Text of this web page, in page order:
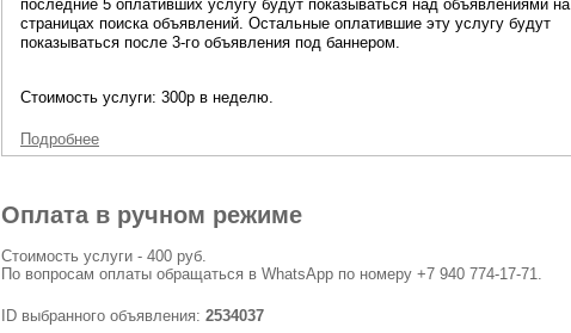
последние 5 оплативших услугу будут показываться над объявлениями на
страницах поиска объявлений. Остальные оплатившие эту услугу будут
показываться после 3-го объявления под баннером.
Стоимость услуги: 300р в неделю.
Подробнее
Оплата в ручном режиме
Стоимость услуги - 400 руб.
По вопросам оплаты обращаться в WhatsApp по номеру +7 940 774-17-71.
ID выбранного объявления: 2534037